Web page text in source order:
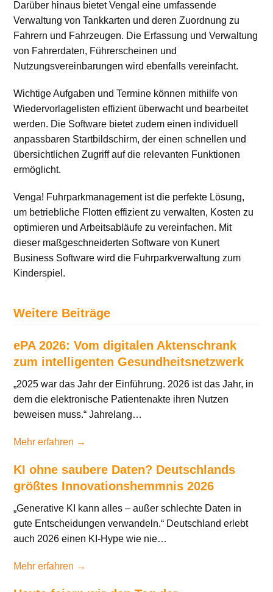
Darüber hinaus bietet Venga! eine umfassende
Verwaltung von Tankkarten und deren Zuordnung zu
Fahrern und Fahrzeugen. Die Erfassung und Verwaltung
von Fahrerdaten, Führerscheinen und
Nutzungsvereinbarungen wird ebenfalls vereinfacht.
Wichtige Aufgaben und Termine können mithilfe von
Wiedervorlagelisten effizient überwacht und bearbeitet
werden. Die Software bietet zudem einen individuell
anpassbaren Startbildschirm, der einen schnellen und
übersichtlichen Zugriff auf die relevanten Funktionen
ermöglicht.
Venga! Fuhrparkmanagement ist die perfekte Lösung,
um betriebliche Flotten effizient zu verwalten, Kosten zu
optimieren und Arbeitsabläufe zu vereinfachen. Mit
dieser maßgeschneiderten Software von Kunert
Business Software wird die Fuhrparkverwaltung zum
Kinderspiel.
Weitere Beiträge
ePA 2026: Vom digitalen Aktenschrank
zum intelligenten Gesundheitsnetzwerk
„2025 war das Jahr der Einführung. 2026 ist das Jahr, in
dem die elektronische Patientenakte ihren Nutzen
beweisen muss.“ Jahrelang…
Mehr erfahren →
KI ohne saubere Daten? Deutschlands
größtes Innovationshemmnis 2026
„Generative KI kann alles – außer schlechte Daten in
gute Entscheidungen verwandeln.“ Deutschland erlebt
auch 2026 einen KI-Hype wie nie…
Mehr erfahren →